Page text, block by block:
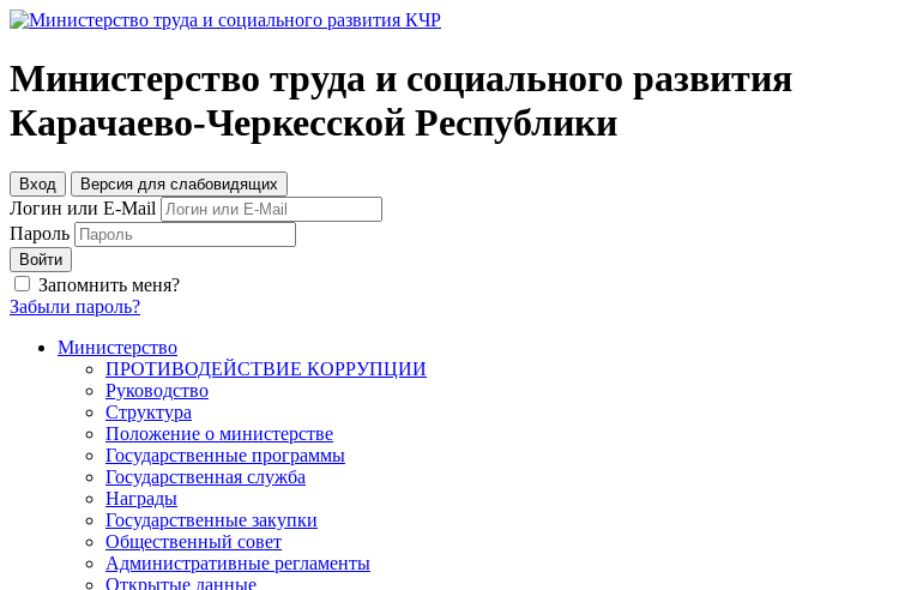
Министерство труда и социального развития
Карачаево-Черкесской Республики
Вход Версия для слабовидящих
Логин или E-Mail
Пароль
Войти
Запомнить меня?
Забыли пароль?
Министерство
ПРОТИВОДЕЙСТВИЕ КОРРУПЦИИ
Руководство
Структура
Положение о министерстве
Государственные программы
Государственная служба
Награды
Государственные закупки
Общественный совет
Административные регламенты
Открытые данные